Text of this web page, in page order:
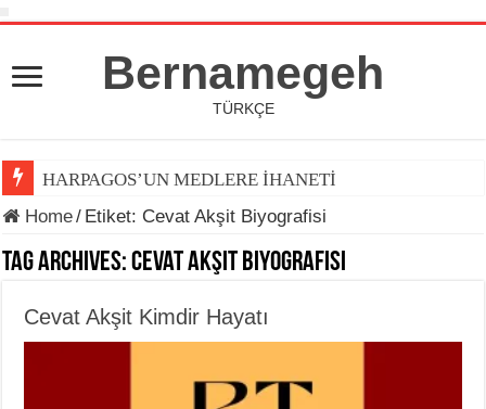
Bernamegeh
TÜRKÇE
HARPAGOS’UN MEDLERE İHANETİ
Home/ Etiket: Cevat Akşit Biyografisi
Tag Archives:Cevat Akşit Biyografisi
Cevat Akşit Kimdir Hayatı